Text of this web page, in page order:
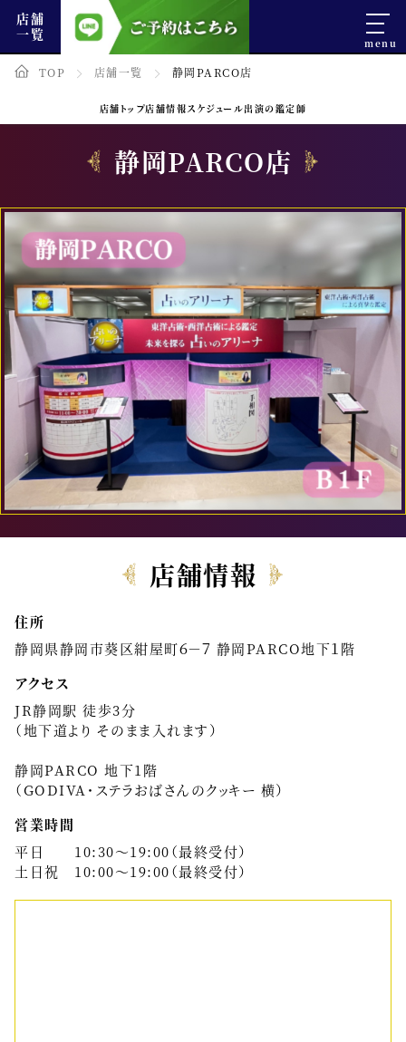
店舗
一覧
TOP 店舗一覧 静岡PARCO店
店舗トップ店舗情報スケジュール出演の鑑定師
静岡PARCO店
店舗情報
住所
静岡県静岡市葵区紺屋町６－７ 静岡PARCO地下１階
アクセス
JR静岡駅 徒歩3分
（地下道より そのまま入れます）
静岡PARCO 地下1階
（GODIVA・ステラおばさんのクッキー 横）
営業時間
平日 10:30～19:00（最終受付）
土日祝 10:00～19:00（最終受付）